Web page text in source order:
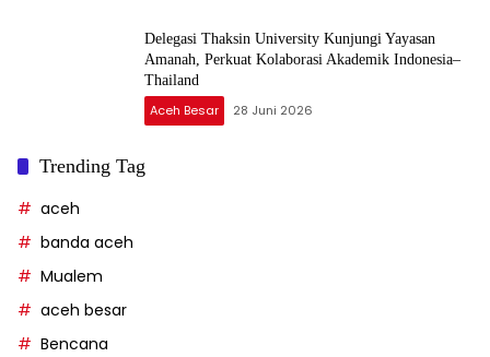
Delegasi Thaksin University Kunjungi Yayasan
Amanah, Perkuat Kolaborasi Akademik Indonesia–
Thailand
Aceh Besar 28 Juni 2026
Trending Tag
aceh
banda aceh
Mualem
aceh besar
Bencana